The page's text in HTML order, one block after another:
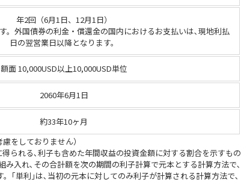
年2回（6月1日、12月1日）
。外国債券の利金・償還金の国内におけるお支払いは､現地利払
日の翌営業日以降となります。
額面 10,000USD以上10,000USD単位
2060年6月1日
約33年10ヶ月
をしておりません）
られる､利子も含めた年間収益の投資金額に対する割合を示すもの
入れ､その合計額を次の期間の利子計算で元本とする計算方法で､
｢単利｣は､当初の元本に対してのみ利子が計算される計算方法で､